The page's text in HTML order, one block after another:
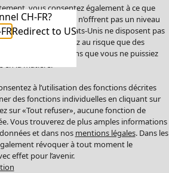
CH-FR?
Redirect to US
vous consentez également à ce que
Unis. Les États-Unis n’offrent pas un niveau
de l’UE. Les États-Unis ne disposent pas
vous vous exposez au risque que des
personnel sans que vous ne puissiez
en la matière.
à l’utilisation des fonctions décrites
des fonctions individuelles en cliquant sur
sur «Tout refuser», aucune fonction de
Vous trouverez de plus amples informations
et dans nos mentions légales. Dans les
révoquer à tout moment le
effet pour l’avenir.